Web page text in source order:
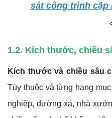
sát công trình cập
1.2. Kích thước, chiều
Kích thước và chiều sâu
Tùy thuộc và từng hạng
nghiệp, đường xá, nhà